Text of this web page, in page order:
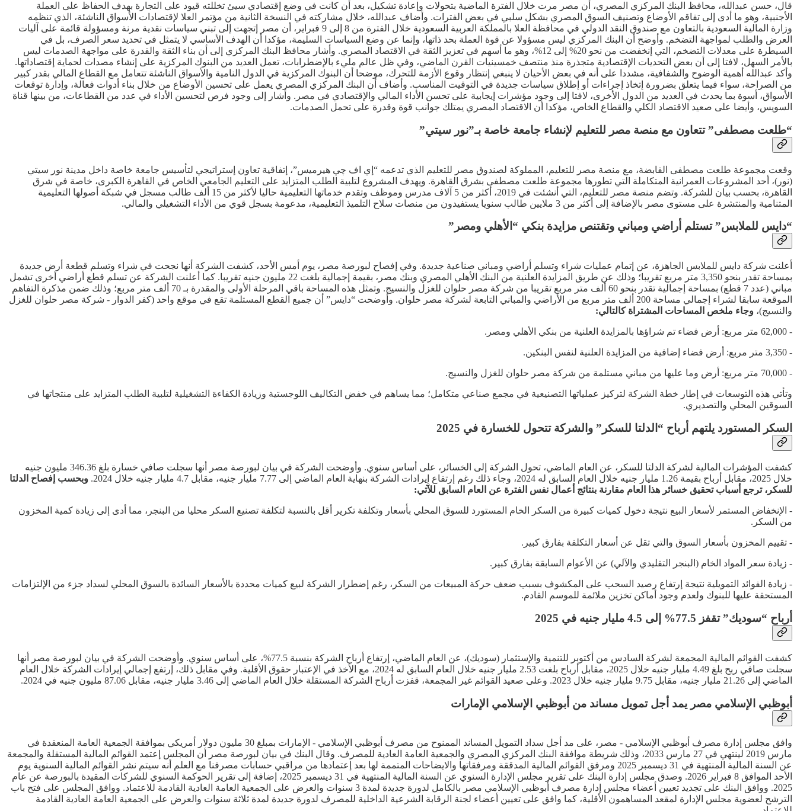
قال، حسن عبدالله، محافظ البنك المركزي المصري، أن مصر مرت خلال الفترة الماضية بتحولات وإعادة تشكيل، بعد أن كانت في وضع إقتصادي سيئ تخللته قيود على التجارة بهدف الحفاظ على العملة
الأجنبية، وهو ما أدى إلى تفاقم الأوضاع وتصنيف السوق المصري بشكل سلبي في بعض الفترات. وأضاف عبدالله، خلال مشاركته في النسخة الثانية من مؤتمر العلا لإقتصادات الأسواق الناشئة، الذي تنظمه
وزارة المالية السعودية بالتعاون مع صندوق النقد الدولي في محافظة العلا بالمملكة العربية السعودية خلال الفترة من 8 إلى 9 فبراير، أن مصر إتجهت إلى تبني سياسات نقدية مرنة ومسؤولة قائمة على آليات
العرض والطلب لمواجهة التضخم. وأوضح أن البنك المركزي ليس مسؤولا عن قوة العملة بحد ذاتها، وإنما عن وضع السياسات السليمة، مؤكدا أن الهدف الأساسي لا يتمثل في تحديد سعر الصرف، بل في
السيطرة على معدلات التضخم، التي إنخفضت من نحو 20% إلى 12%، وهو ما أسهم في تعزيز الثقة في الاقتصاد المصري. وأشار محافظ البنك المركزي إلى أن بناء الثقة والقدرة على مواجهة الصدمات ليس
بالأمر السهل، لافتا إلى أن بعض التحديات الإقتصادية متجذرة منذ منتصف خمسينيات القرن الماضي، وفي ظل عالم مليء بالإضطرابات، تعمل العديد من البنوك المركزية على إنشاء مصدات لحماية إقتصاداتها.
وأكد عبدالله أهمية الوضوح والشفافية، مشددا على أنه في بعض الأحيان لا ينبغي إنتظار وقوع الأزمة للتحرك، موضحا أن البنوك المركزية في الدول النامية والأسواق الناشئة تتعامل مع القطاع المالي بقدر كبير
من الصراحة، سواء فيما يتعلق بضرورة إتخاذ إجراءات أو إطلاق سياسات جديدة في التوقيت المناسب. وأضاف أن البنك المركزي المصري يعمل على تحسين الأوضاع من خلال بناء أدوات فعالة، وإدارة توقعات
الأسواق، أسوة بما يحدث في العديد من الدول الأخرى، لافتا إلى وجود مؤشرات إيجابية على تحسن الأداء المالي والإقتصادي في مصر. وأشار إلى وجود فرص لتحسين الأداء في عدد من القطاعات، من بينها قناة
السويس، وأيضا على صعيد الاقتصاد الكلي والقطاع الخاص، مؤكدا أن الاقتصاد المصري يمتلك جوانب قوة وقدرة على تحمل الصدمات.
“طلعت مصطفى” تتعاون مع منصة مصر للتعليم لإنشاء جامعة خاصة بـ”نور سيتي”
وقعت مجموعة طلعت مصطفى القابضة، مع منصة مصر للتعليم، المملوكة لصندوق مصر للتعليم الذي تدعمه “إي اف چي هيرميس”، إتفاقية تعاون إستراتيجي لتأسيس جامعة خاصة داخل مدينة نور سيتي
(نور)، أحد المشروعات العمرانية المتكاملة التي تطورها مجموعة طلعت مصطفى بشرق القاهرة. ويهدف المشروع لتلبية الطلب المتزايد على التعليم الجامعي الخاص في القاهرة الكبرى، خاصة في شرق
القاهرة، بحسب بيان للشركة. وتضم منصة مصر للتعليم، التي أنشئت في 2019، أكثر من 5 آلاف مدرس وموظف وتقدم خدماتها التعليمية حاليا لأكثر من 15 ألف طالب مسجل في شبكة أصولها التعليمية
المتنامية والمنتشرة على مستوى مصر بالإضافة إلى أكثر من 3 ملايين طالب سنويا يستفيدون من منصات سلاح التلميذ التعليمية، مدعومة بسجل قوي من الأداء التشغيلي والمالي.
“دايس للملابس” تستلم أراضي ومباني وتقتنص مزايدة بنكي “الأهلي ومصر”
أعلنت شركة دايس للملابس الجاهزة، عن إتمام عمليات شراء وتسلم أراضي ومباني صناعية جديدة. وفي إفصاح لبورصة مصر، يوم أمس الأحد، كشفت الشركة أنها نجحت في شراء وتسلم قطعة أرض جديدة
بمساحة تقدر بنحو 3,350 متر مربع تقريبا؛ وذلك عن طريق المزايدة العلنية من البنك الأهلي المصري وبنك مصر، بقيمة إجمالية بلغت 22 مليون جنيه تقريبا. كما أعلنت الشركة عن تسلم قطع أراضي أخرى تشمل
مباني (عدد 7 قطع) بمساحة إجمالية تقدر بنحو 60 ألف متر مربع تقريبا من شركة مصر حلوان للغزل والنسيج. وتمثل هذه المساحة باقي المرحلة الأولى والمقدرة بـ 70 ألف متر مربع؛ وذلك ضمن مذكرة التفاهم
الموقعة سابقا لشراء إجمالي مساحة 200 ألف متر مربع من الأراضي والمباني التابعة لشركة مصر حلوان. وأوضحت “دايس” أن جميع القطع المستلمة تقع في موقع واحد (كفر الدوار - شركة مصر حلوان للغزل
والنسيج)، وجاء ملخص المساحات المشتراة كالتالي:
- 62,000 متر مربع: أرض فضاء تم شراؤها بالمزايدة العلنية من بنكي الأهلي ومصر.
- 3,350 متر مربع: أرض فضاء إضافية من المزايدة العلنية لنفس البنكين.
- 70,000 متر مربع: أرض وما عليها من مباني مستلمة من شركة مصر حلوان للغزل والنسيج.
وتأتي هذه التوسعات في إطار خطة الشركة لتركيز عملياتها التصنيعية في مجمع صناعي متكامل؛ مما يساهم في خفض التكاليف اللوجستية وزيادة الكفاءة التشغيلية لتلبية الطلب المتزايد على منتجاتها في
السوقين المحلي والتصديري.
السكر المستورد يلتهم أرباح “الدلتا للسكر” والشركة تتحول للخسارة في 2025
كشفت المؤشرات المالية لشركة الدلتا للسكر، عن العام الماضي، تحول الشركة إلى الخسائر، على أساس سنوي. وأوضحت الشركة في بيان لبورصة مصر أنها سجلت صافي خسارة بلغ 346.36 مليون جنيه
خلال 2025، مقابل أرباح بقيمة 1.26 مليار جنيه خلال العام السابق له 2024، وجاء ذلك رغم إرتفاع إيرادات الشركة بنهاية العام الماضي إلى 7.77 مليار جنيه، مقابل 4.7 مليار جنيه خلال 2024.
وبحسب إفصاح الدلتا
للسكر، ترجع أسباب تحقيق خسائر هذا العام مقارنة بنتائج أعمال نفس الفترة عن العام السابق للآتي:
- الإنخفاض المستمر لأسعار البيع نتيجة دخول كميات كبيرة من السكر الخام المستورد للسوق المحلي بأسعار وتكلفة تكرير أقل بالنسبة لتكلفة تصنيع السكر محليا من البنجر، مما أدى إلى زيادة كمية المخزون
من السكر.
- تقييم المخزون بأسعار السوق والتي تقل عن أسعار التكلفة بفارق كبير.
- زيادة سعر المواد الخام (البنجر التقليدي والآلي) عن الأعوام السابقة بفارق كبير.
- زيادة الفوائد التمويلية نتيجة إرتفاع رصيد السحب على المكشوف بسبب ضعف حركة المبيعات من السكر، رغم إضطرار الشركة لبيع كميات محددة بالأسعار السائدة بالسوق المحلي لسداد جزء من الإلتزامات
المستحقة عليها للبنوك ولعدم وجود أماكن تخزين ملائمة للموسم القادم.
أرباح “سوديك” تقفز 77.5% إلى 4.5 مليار جنيه في 2025
كشفت القوائم المالية المجمعة لشركة السادس من أكتوبر للتنمية والإستثمار (سوديك)، عن العام الماضي، إرتفاع أرباح الشركة بنسبة 77.5%، على أساس سنوي. وأوضحت الشركة في بيان لبورصة مصر أنها
سجلت صافي ربح بلغ 4.49 مليار جنيه خلال 2025، مقابل أرباح بلغت 2.53 مليار جنيه خلال العام السابق له 2024، مع الأخذ في الإعتبار حقوق الأقلية. وفي مقابل ذلك، إرتفع إجمالي إيرادات الشركة خلال العام
الماضي إلى 21.26 مليار جنيه، مقابل 9.75 مليار جنيه خلال 2023. وعلى صعيد القوائم غير المجمعة، قفزت أرباح الشركة المستقلة خلال العام الماضي إلى 3.46 مليار جنيه، مقابل 87.06 مليون جنيه في 2024.
أبوظبي الإسلامي مصر يمد أجل تمويل مساند من أبوظبي الإسلامي الإمارات
وافق مجلس إدارة مصرف أبوظبي الإسلامي - مصر، على مد أجل سداد التمويل المساند الممنوح من مصرف أبوظبي الإسلامي - الإمارات بمبلغ 30 مليون دولار أمريكي بموافقة الجمعية العامة المنعقدة في
مارس 2019 لينتهي في 27 مارس 2033، وذلك شريطة موافقة البنك المركزي المصري والجمعية العامة العادية للمصرف. وقال البنك في بيان لبورصة مصر أن المجلس إعتمد القوائم المالية المستقلة والمجمعة
عن السنة المالية المنتهية في 31 ديسمبر 2025 ومرفق القوائم المالية المدققة ومرفقاتها والايضاحات المتممة لها بعد إعتمادها من مراقبي حسابات مصرفنا مع العلم أنه سيتم نشر القوائم المالية السنوية يوم
الأحد الموافق 8 فبراير 2026. وصدق مجلس إدارة البنك على تقرير مجلس الإدارة السنوي عن السنة المالية المنتهية في 31 ديسمبر 2025، إضافة إلى تقرير الحوكمة السنوي للشركات المقيدة بالبورصة عن عام
2025. ووافق البنك على تجديد تعيين أعضاء مجلس إدارة مصرف أبوظبي الإسلامي مصر بالكامل لدورة جديدة لمدة 3 سنوات والعرض على الجمعية العامة العادية القادمة للاعتماد. ووافق المجلس على فتح باب
الترشح لعضوية مجلس الإدارة لمقعد المساهمون الأقلية، كما وافق على تعيين أعضاء لجنة الرقابة الشرعية الداخلية للمصرف لدورة جديدة لمدة ثلاثة سنوات والعرض على الجمعية العامة العادية القادمة